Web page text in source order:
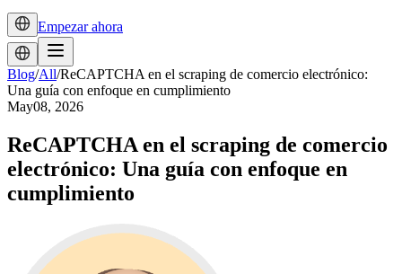
Empezar ahora
Blog/All/ReCAPTCHA en el scraping de comercio electrónico:
Una guía con enfoque en cumplimiento
May08, 2026
ReCAPTCHA en el scraping de comercio
electrónico: Una guía con enfoque en
cumplimiento